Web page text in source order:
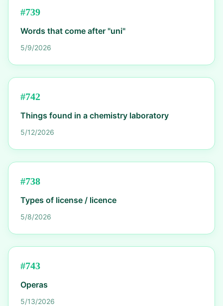
#739
Words that come after "uni"
5/9/2026
#742
Things found in a chemistry laboratory
5/12/2026
#738
Types of license / licence
5/8/2026
#743
Operas
5/13/2026